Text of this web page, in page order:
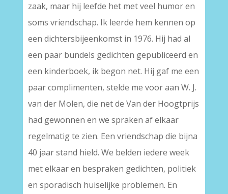
zaak, maar hij leefde het met veel humor en
soms vriendschap. Ik leerde hem kennen op
een dichtersbijeenkomst in 1976. Hij had al
een paar bundels gedichten gepubliceerd en
een kinderboek, ik begon net. Hij gaf me een
paar complimenten, stelde me voor aan W. J.
van der Molen, die net de Van der Hoogtprijs
had gewonnen en we spraken af elkaar
regelmatig te zien. Een vriendschap die bijna
40 jaar stand hield. We belden iedere week
met elkaar en bespraken gedichten, politiek
en sporadisch huiselijke problemen. En